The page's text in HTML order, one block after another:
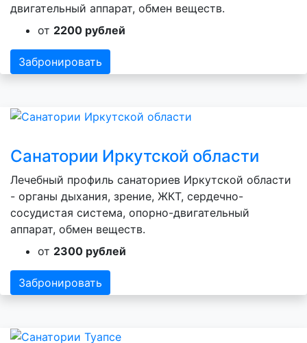
двигательный аппарат, обмен веществ.
от 2200 рублей
Забронировать
Санатории Иркутской области
Лечебный профиль санаториев Иркутской области
- органы дыхания, зрение, ЖКТ, сердечно-
сосудистая система, опорно-двигательный
аппарат, обмен веществ.
от 2300 рублей
Забронировать